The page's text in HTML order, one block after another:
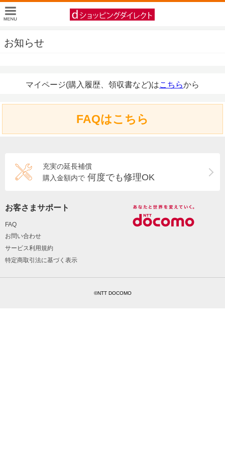
お知らせ
マイページ(購入履歴、領収書など)はこちらから
FAQはこちら
充実の延長補償
購入金額内で 何度でも修理OK
お客さまサポート
FAQ
お問い合わせ
サービス利用規約
特定商取引法に基づく表示
©NTT DOCOMO